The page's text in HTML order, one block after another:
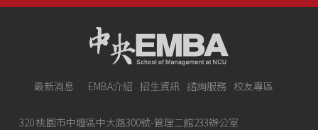
最新消息 EMBA介紹 招生資訊 諮詢服務 校友專區
320 桃園市中壢區中大路300號-管理二館233辦公室